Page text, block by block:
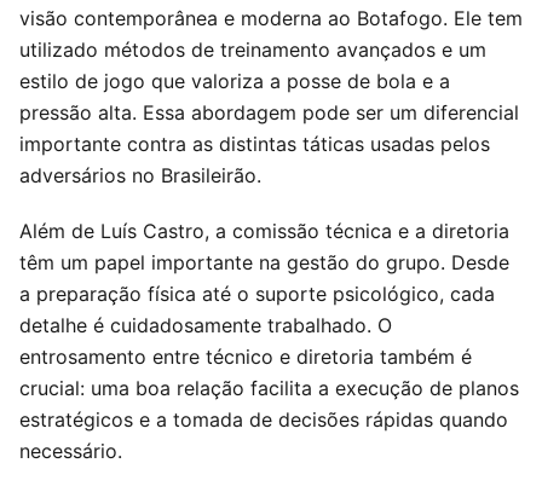
visão contemporânea e moderna ao Botafogo. Ele tem
utilizado métodos de treinamento avançados e um
estilo de jogo que valoriza a posse de bola e a
pressão alta. Essa abordagem pode ser um diferencial
importante contra as distintas táticas usadas pelos
adversários no Brasileirão.
Além de Luís Castro, a comissão técnica e a diretoria
têm um papel importante na gestão do grupo. Desde
a preparação física até o suporte psicológico, cada
detalhe é cuidadosamente trabalhado. O
entrosamento entre técnico e diretoria também é
crucial: uma boa relação facilita a execução de planos
estratégicos e a tomada de decisões rápidas quando
necessário.